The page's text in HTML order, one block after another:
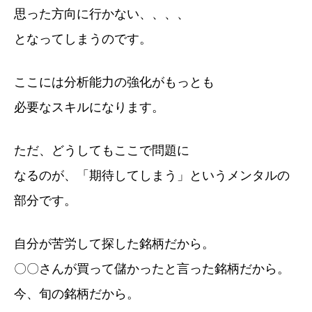
思った方向に行かない、、、、
となってしまうのです。
ここには分析能力の強化がもっとも
必要なスキルになります。
ただ、どうしてもここで問題に
なるのが、「期待してしまう」というメンタルの
部分です。
自分が苦労して探した銘柄だから。
〇〇さんが買って儲かったと言った銘柄だから。
今、旬の銘柄だから。